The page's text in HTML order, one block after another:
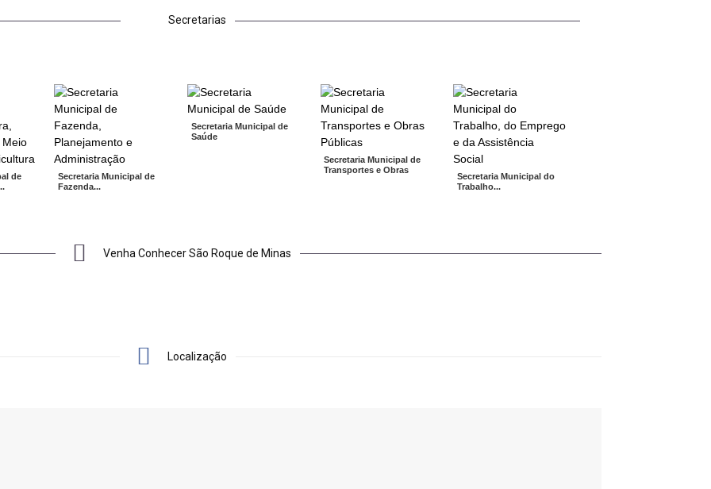
Secretarias
de
Secretaria Municipal de
Fazenda...
Secretaria Municipal de
Saúde
Secretaria Municipal de
Transportes e Obras
Secretaria Municipal do
Trabalho...
Venha Conhecer São Roque de Minas
Localização